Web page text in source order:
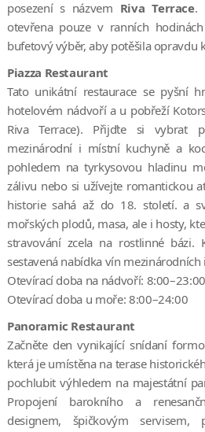
posezení s názvem Riva Terrace.
otevřena pouze v ranních
bufetový výběr, aby potěšila opravdu
Piazza Restaurant
Tato unikátní restaurace se pyšní
hotelovém nádvoří a u pobřeží
Riva Terrace). Přijďte si vybrat
mezinárodní i místní kuchyně a
pohledem na tyrkysovou hladinu
zálivu nebo si užívejte romantickou
historie sahá až do 18. století. a
mořských plodů, masa, ale i hosty,
stravování zcela na rostlinné bázi.
sestavená nabídka vín mezinárodních
Otevírací doba na nádvoří: 8:00–23:00
Otevírací doba u moře: 8:00–24:00
Panoramic Restaurant
Začněte den vynikající snídaní
která je umístěna na terase
pochlubit výhledem na majestátní
Propojení barokního a
designem, špičkovým servisem,